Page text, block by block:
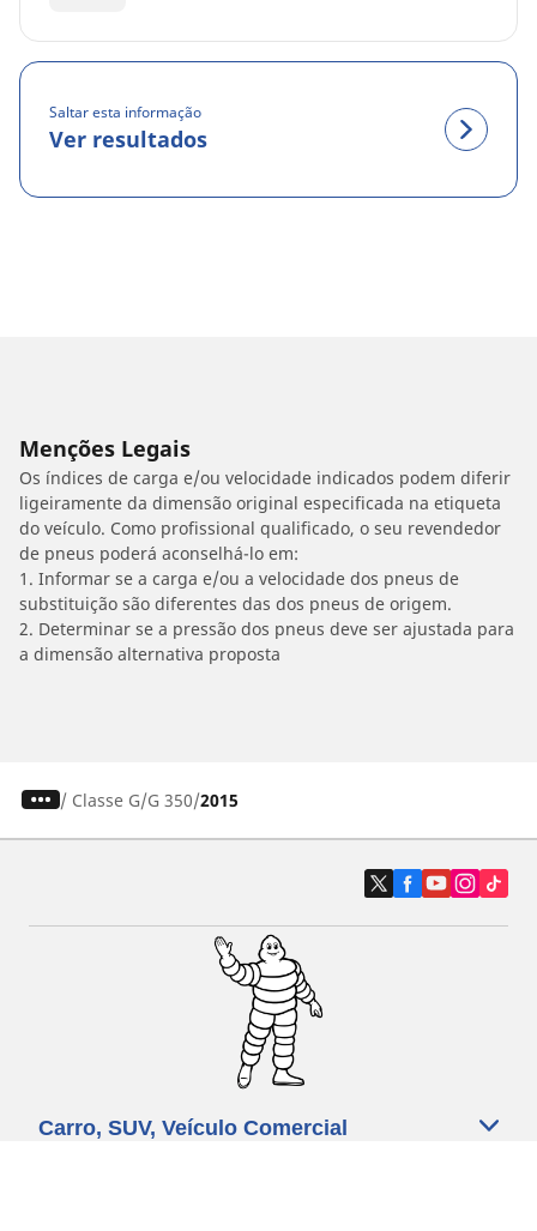
Saltar esta informação
Ver resultados
Menções Legais
Os índices de carga e/ou velocidade indicados podem diferir
ligeiramente da dimensão original especificada na etiqueta
do veículo. Como profissional qualificado, o seu revendedor
de pneus poderá aconselhá-lo em:
1. Informar se a carga e/ou a velocidade dos pneus de
substituição são diferentes das dos pneus de origem.
2. Determinar se a pressão dos pneus deve ser ajustada para
a dimensão alternativa proposta
/ Classe G G 350 2015
Carro, SUV, Veículo Comercial